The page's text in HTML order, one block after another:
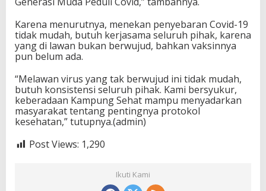
Karena menurutnya, menekan penyebaran Covid-19
tidak mudah, butuh kerjasama seluruh pihak, karena
yang di lawan bukan berwujud, bahkan vaksinnya
pun belum ada.
“Melawan virus yang tak berwujud ini tidak mudah,
butuh konsistensi seluruh pihak. Kami bersyukur,
keberadaan Kampung Sehat mampu menyadarkan
masyarakat tentang pentingnya protokol
kesehatan,” tutupnya.(admin)
Post Views: 1,290
Ikuti Kami